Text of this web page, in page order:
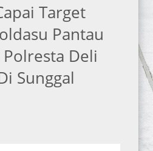
Target
Pantau
Deli
Sunggal